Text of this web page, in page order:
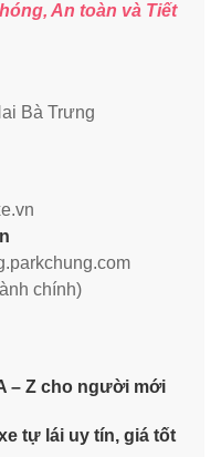
An toàn và Tiết
Bà Trưng
chính)
– Z cho người mới
tự lái uy tín, giá tốt